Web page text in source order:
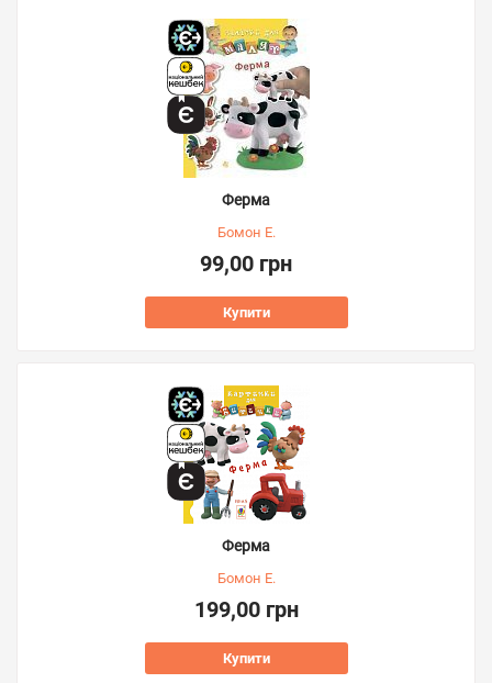
Ферма
Бомон Е.
99,00 грн
Купити
Ферма
Бомон Е.
199,00 грн
Купити